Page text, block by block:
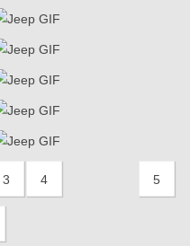
3 4 5